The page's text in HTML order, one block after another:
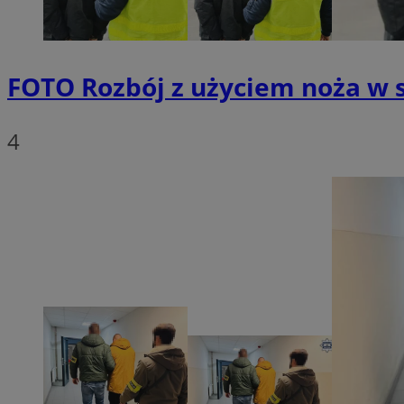
FOTO Rozbój z użyciem noża w
4
_ga_ES69V3SCKQ
Provider